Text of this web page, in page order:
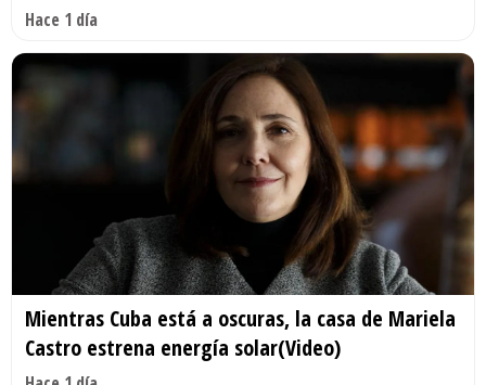
Hace 1 día
Mientras Cuba está a oscuras, la casa de Mariela
Castro estrena energía solar(Video)